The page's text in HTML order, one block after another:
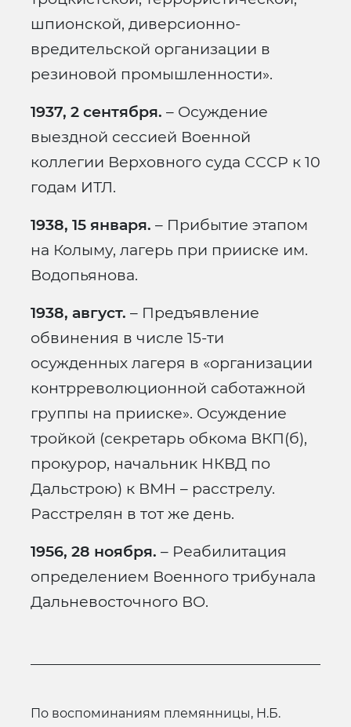
шпионской, диверсионно-
вредительской организации в
резиновой промышленности».
1937, 2 сентября. – Осуждение
выездной сессией Военной
коллегии Верховного суда СССР к 10
годам ИТЛ.
1938, 15 января. – Прибытие этапом
на Колыму, лагерь при прииске им.
Водопьянова.
1938, август. – Предъявление
обвинения в числе 15-ти
осужденных лагеря в «организации
контрреволюционной саботажной
группы на прииске». Осуждение
тройкой (секретарь обкома ВКП(б),
прокурор, начальник НКВД по
Дальстрою) к ВМН – расстрелу.
Расстрелян в тот же день.
1956, 28 ноября. – Реабилитация
определением Военного трибунала
Дальневосточного ВО.
по воспоминаниям племянницы, Н.Б.